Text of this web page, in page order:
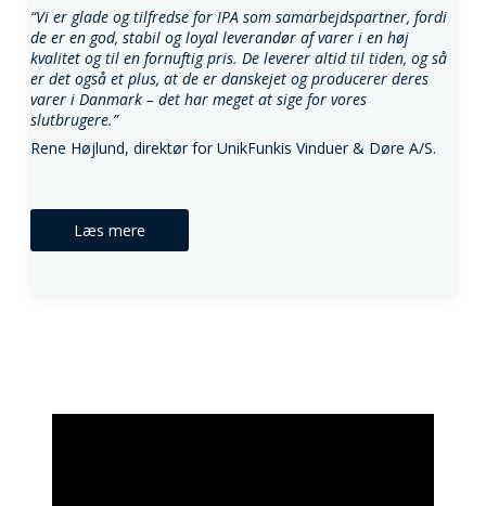
“Vi er glade og tilfredse for IPA som samarbejdspartner, fordi
de er en god, stabil og loyal leverandør af varer i en høj
kvalitet og til en fornuftig pris. De leverer altid til tiden, og så
er det også et plus, at de er danskejet og producerer deres
varer i Danmark – det har meget at sige for vores
slutbrugere.”
Rene Højlund, direktør for UnikFunkis Vinduer & Døre A/S.
Læs mere